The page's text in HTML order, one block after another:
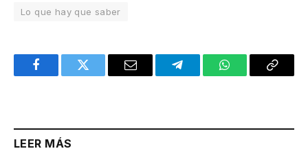
Lo que hay que saber
FacebookTwitter Email TelegramWhatsAppCopy
LEER MÁS